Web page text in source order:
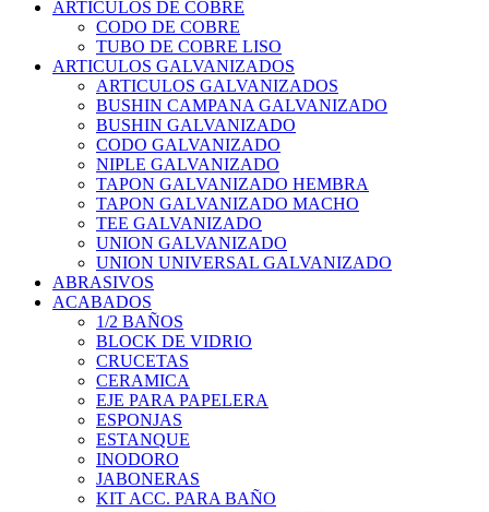
ARTICULOS DE COBRE
CODO DE COBRE
TUBO DE COBRE LISO
ARTICULOS GALVANIZADOS
ARTICULOS GALVANIZADOS
BUSHIN CAMPANA GALVANIZADO
BUSHIN GALVANIZADO
CODO GALVANIZADO
NIPLE GALVANIZADO
TAPON GALVANIZADO HEMBRA
TAPON GALVANIZADO MACHO
TEE GALVANIZADO
UNION GALVANIZADO
UNION UNIVERSAL GALVANIZADO
ABRASIVOS
ACABADOS
1/2 BAÑOS
BLOCK DE VIDRIO
CRUCETAS
CERAMICA
EJE PARA PAPELERA
ESPONJAS
ESTANQUE
INODORO
JABONERAS
KIT ACC. PARA BAÑO